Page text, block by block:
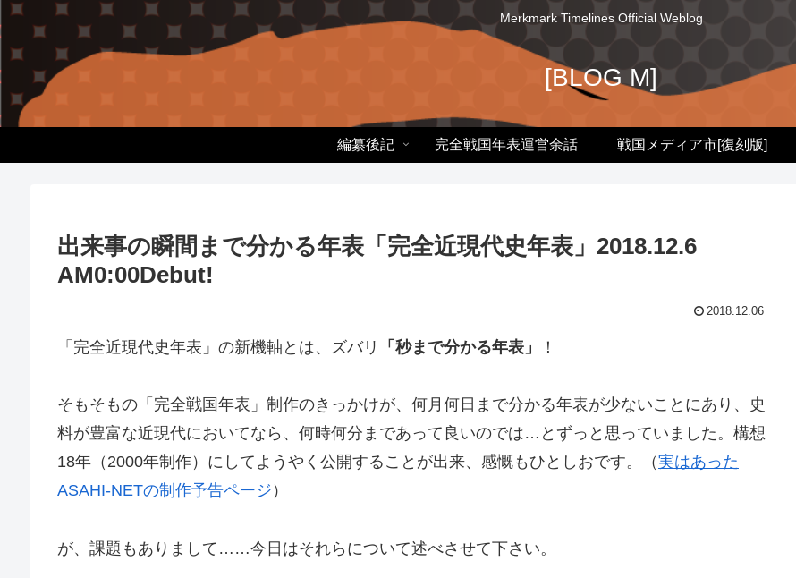
Merkmark Timelines Official Weblog
[BLOG M]
編纂後記 完全戦国年表運営余話 戦国メディア市[復刻版]
出来事の瞬間まで分かる年表「完全近現代史年表」2018.12.6
AM0:00Debut!
2018.12.06
「完全近現代史年表」の新機軸とは、ズバリ 「秒まで分かる年表」 ！
そもそもの「完全戦国年表」制作のきっかけが、何月何日まで分かる年表が少ないことにあり、史
料が豊富な近現代においてなら、何時何分まであって良いのでは…とずっと思っていました。構想
18年（2000年制作）にしてようやく公開することが出来、感慨もひとしおです。（実はあった
ASAHI-NETの制作予告ページ ）
が、課題もありまして……今日はそれらについて述べさせて下さい。